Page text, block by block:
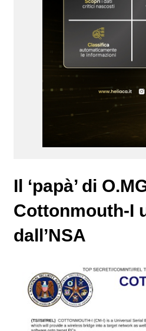
Il ‘papà’ di
Cottonmouth-I
dall’NSA